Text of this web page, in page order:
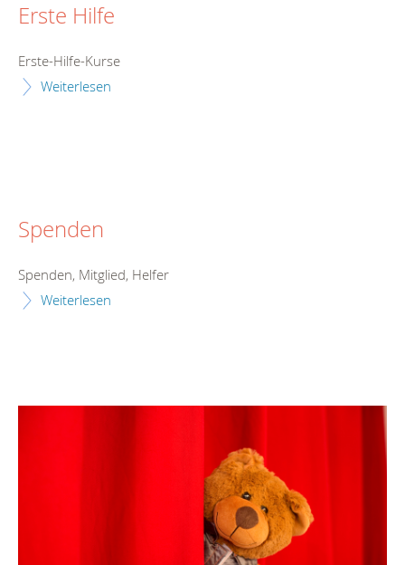
Erste Hilfe
Erste-Hilfe-Kurse
Weiterlesen
Spenden
Spenden, Mitglied, Helfer
Weiterlesen